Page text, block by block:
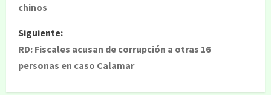
chinos
Siguiente:
RD: Fiscales acusan de corrupción a otras 16
personas en caso Calamar